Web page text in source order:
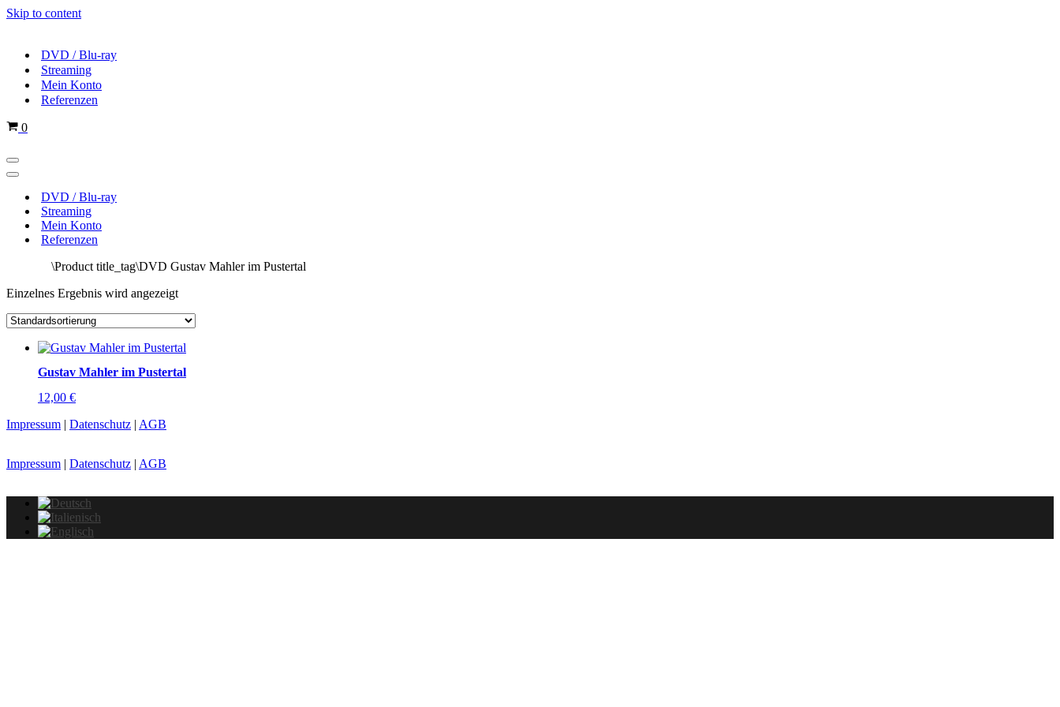
Skip to content
DVD / Blu-ray
Streaming
Mein Konto
Referenzen
Cart
0
Navigations-
Menü
Navigations-
DVD / Blu-ray
Streaming
Mein Konto
Referenzen
\Product title_tag\DVD Gustav Mahler im Pustertal
Einzelnes Ergebnis wird angezeigt
Gustav Mahler im Pustertal
12,00 €
Impressum | Datenschutz | AGB
Impressum | Datenschutz | AGB